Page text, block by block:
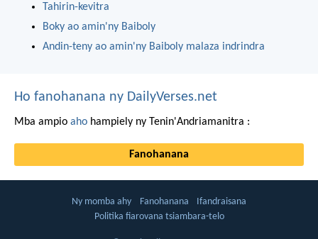
Tahirin-kevitra
Boky ao amin'ny Baiboly
Andin-teny ao amin'ny Baiboly malaza indrindra
Ho fanohanana ny DailyVerses.net
Mba ampio aho hampiely ny Tenin'Andriamanitra :
Fanohanana
Ny momba ahy Fanohanana
Ifandraisana
Politika fiarovana tsiambara-telo